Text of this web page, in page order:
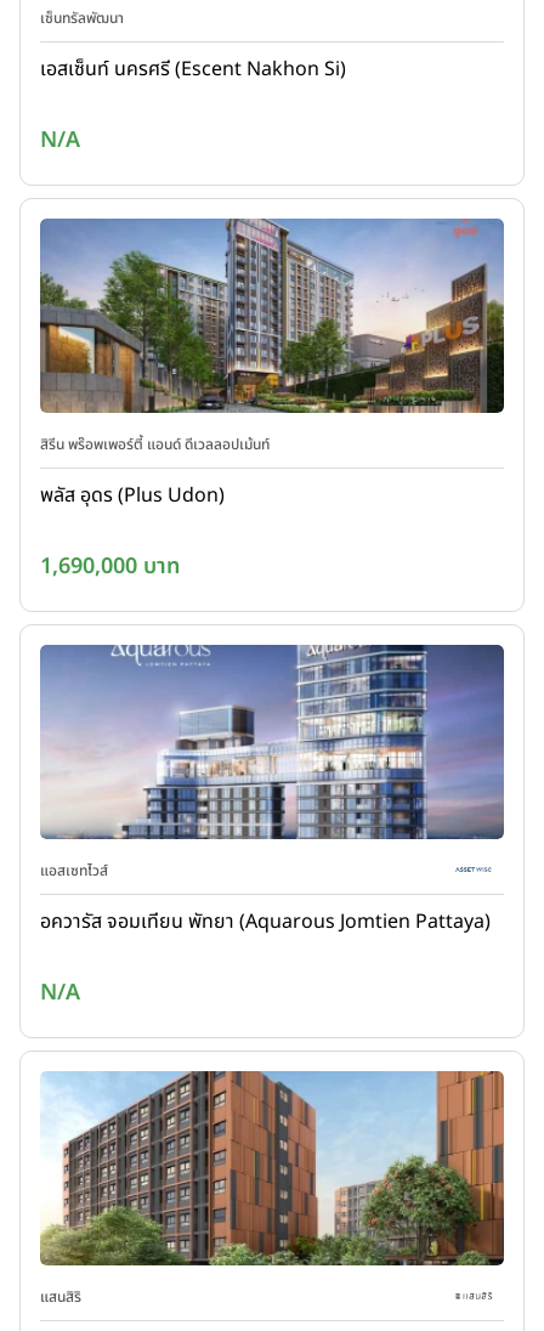
เซ็นทรัลพัฒนา
เอสเซ็นท์ นครศรี (Escent Nakhon Si)
N/A
สิรีน พร๊อพเพอร์ตี้ แอนด์ ดีเวลลอปเม้นท์
พลัส อุดร (Plus Udon)
1,690,000 บาท
แอสเซทไวส์
อควารัส จอมเทียน พัทยา (Aquarous Jomtien Pattaya)
N/A
แสนสิริ